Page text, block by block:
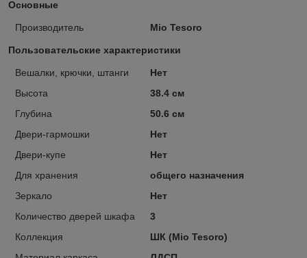
Основные
Производитель Mio Tesoro
Пользовательские характеристики
Вешалки, крючки, штанги
Нет
Высота
38.4 см
Глубина
50.6 см
Двери-гармошки
Нет
Двери-купе
Нет
Для хранения
общего назначения
Зеркало
Нет
Количество дверей шкафа
3
Коллекция
ШК (Mio Tesoro)